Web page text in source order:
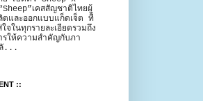
เคสสัญชาติไทยผู้
ตและออกแบบแก็ดเจ็ต ที่
ใจในทุกรายละเอียดรวมถึง
รให้ความสำคัญกับภา
...
::